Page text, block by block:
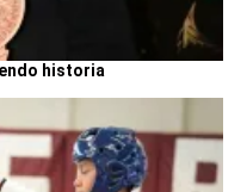
historia